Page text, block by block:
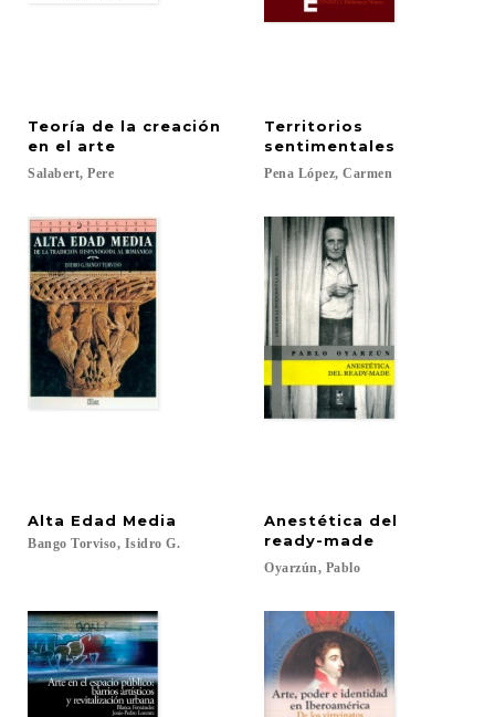
Teoría de la creación
en el arte
Salabert, Pere
Territorios
sentimentales
Pena López, Carmen
Alta Edad Media
Bango Torviso, Isidro G.
Anestética del
ready-made
Oyarzún, Pablo